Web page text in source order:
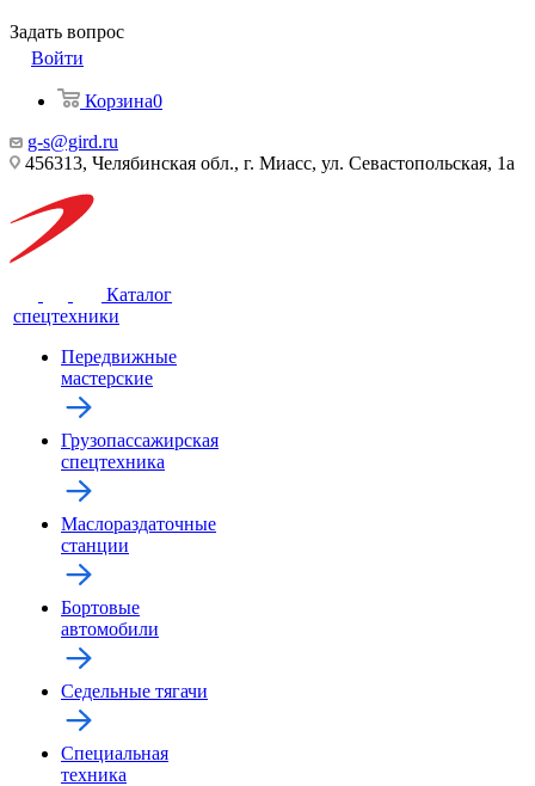
Задать вопрос
Войти
Корзина0
g-s@gird.ru
456313, Челябинская обл., г. Миасс, ул. Севастопольская, 1а
Каталог
спецтехники
Передвижные
мастерские
Грузопассажирская
спецтехника
Маслораздаточные
станции
Бортовые
автомобили
Седельные тягачи
Специальная
техника